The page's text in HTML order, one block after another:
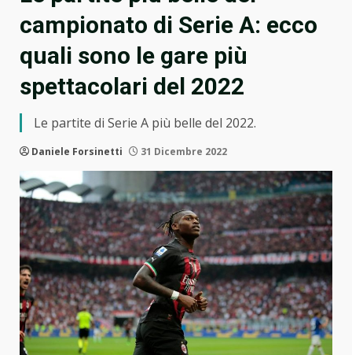
campionato di Serie A: ecco
quali sono le gare più
spettacolari del 2022
Le partite di Serie A più belle del 2022.
Daniele Forsinetti 31 Dicembre 2022